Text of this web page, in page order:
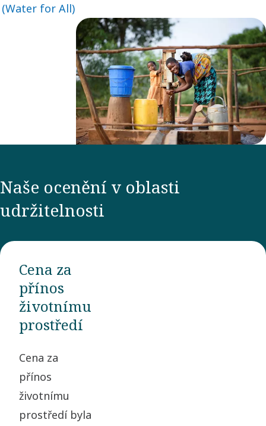
(Water for All)
Naše ocenění v oblasti
udržitelnosti
Cena za
přínos
životnímu
prostředí
Cena za
přínos
životnímu
prostředí byla